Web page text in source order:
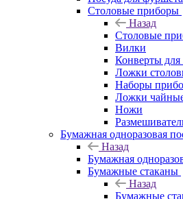
Столовые приборы
Назад
Столовые
Вилки
Конверты для
Ложки
Наборы
Ложки
Ножи
Бумажная одноразовая
Назад
Бумажная
Бумажные стаканы
Назад
Бумажные